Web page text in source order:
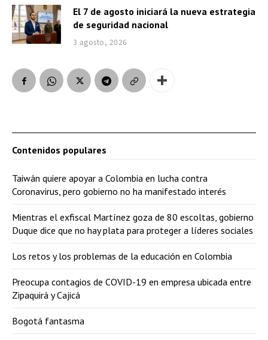
El 7 de agosto iniciará la nueva estrategia
de seguridad nacional
3 agosto, 2026
Contenidos populares
Taiwán quiere apoyar a Colombia en lucha contra
Coronavirus, pero gobierno no ha manifestado interés
Mientras el exfiscal Martínez goza de 80 escoltas, gobierno
Duque dice que no hay plata para proteger a líderes sociales
Los retos y los problemas de la educación en Colombia
Preocupa contagios de COVID-19 en empresa ubicada entre
Zipaquirá y Cajicá
Bogotá fantasma